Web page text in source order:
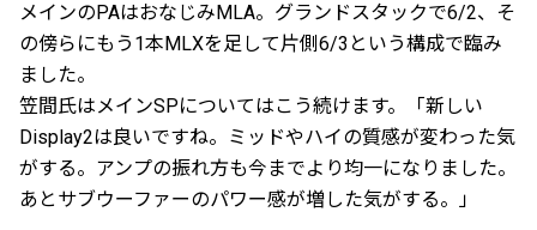
メインのPAはおなじみMLA。グランドスタックで6/2、そ
の傍らにもう1本MLXを足して片側6/3という構成で臨み
ました。
笠間氏はメインSPについてはこう続けます。「新しい
Display2は良いですね。ミッドやハイの質感が変わった気
がする。アンプの振れ方も今までより均一になりました。
あとサブウーファーのパワー感が増した気がする。」